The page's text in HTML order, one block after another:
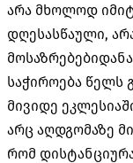
არა მხოლოდ
დღესასწაული,
საჭიროება წელს
მივიდე
არც აღდგომაზე
რომ